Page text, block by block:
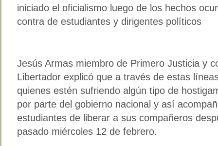
iniciado el oficialismo luego de los hechos
contra de estudiantes y dirigentes políticos
Jesús Armas miembro de Primero Justicia y
Libertador explicó que a través de estas
quienes estén sufriendo algún tipo de
por parte del gobierno nacional y así
estudiantes de liberar a sus compañeros
pasado miércoles 12 de febrero.